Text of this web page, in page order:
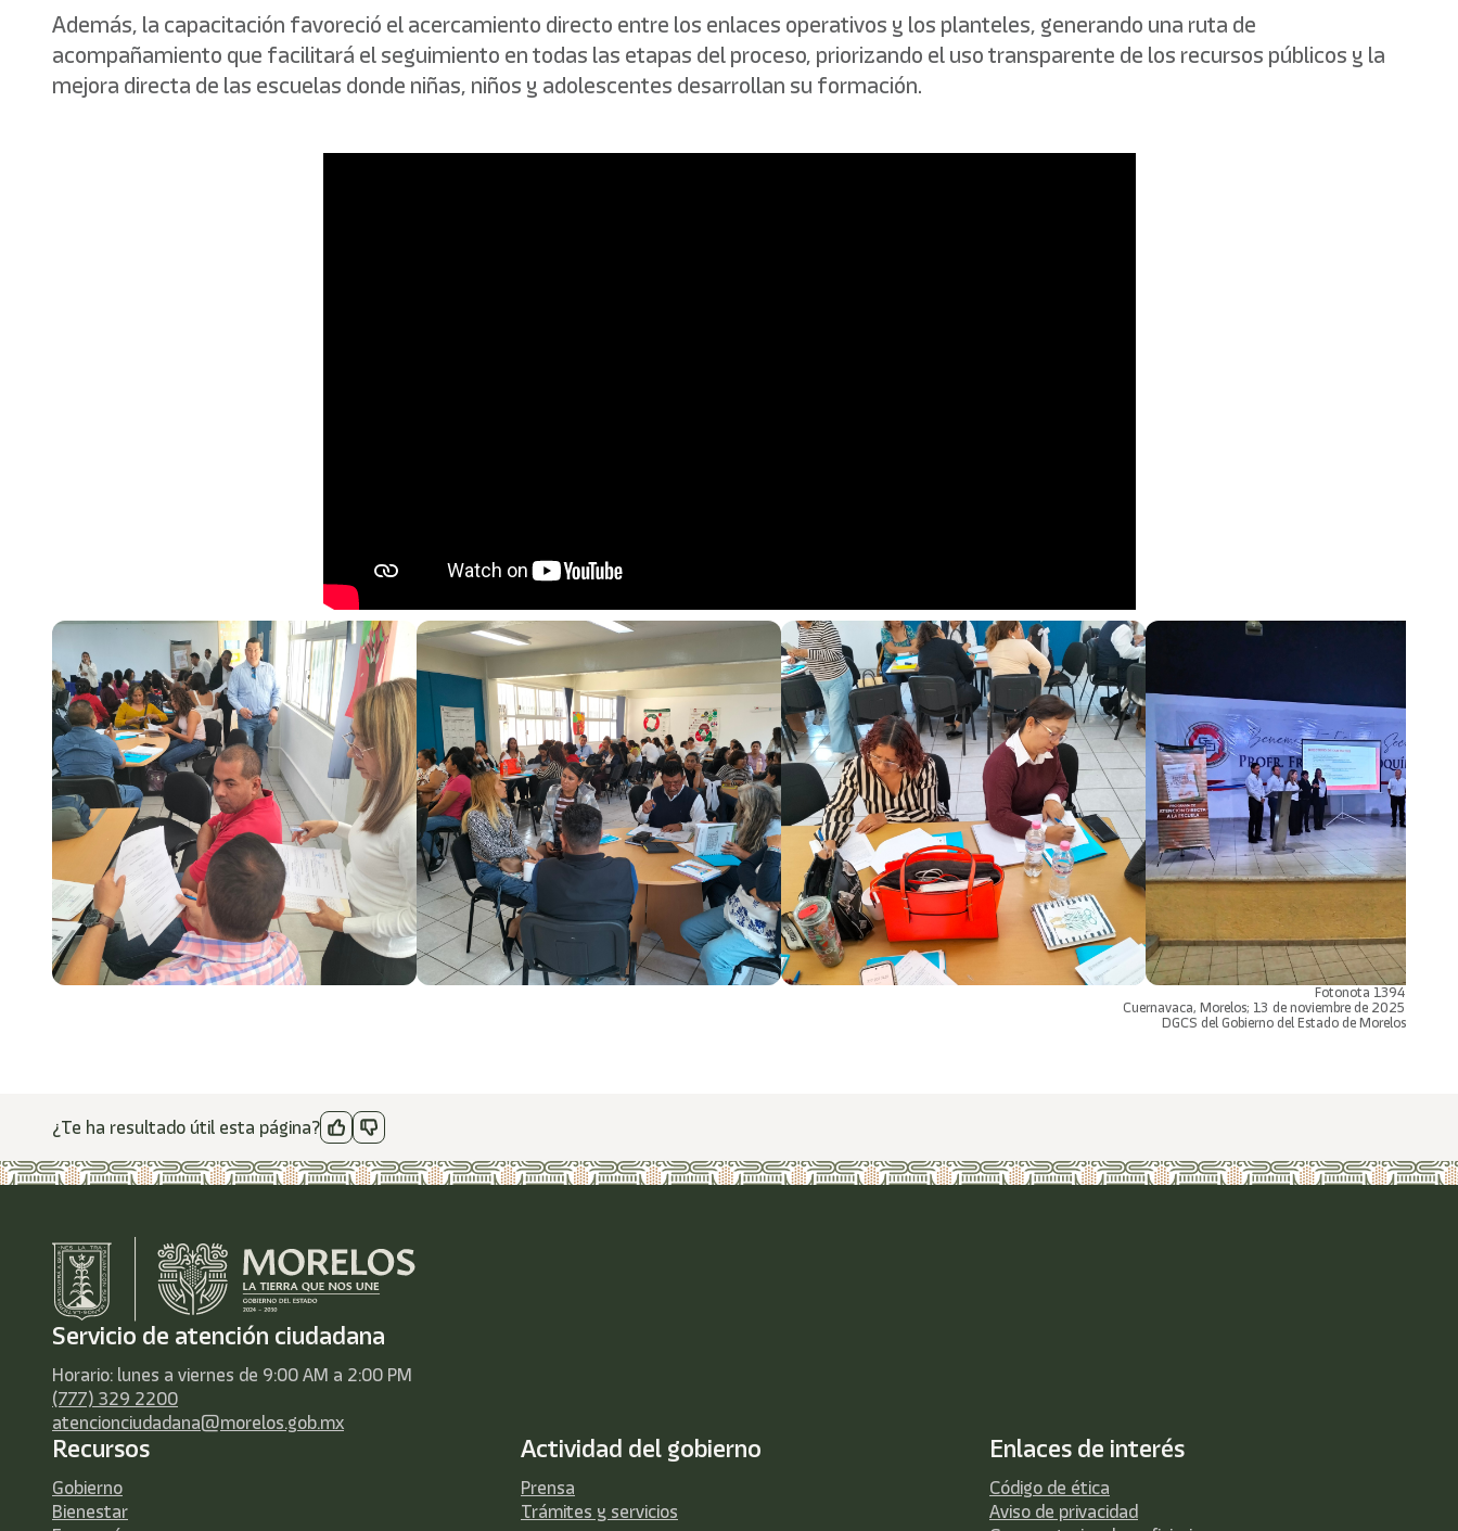
Además, la capacitación favoreció el acercamiento directo entre los enlaces operativos y los planteles, generando una ruta de
acompañamiento que facilitará el seguimiento en todas las etapas del proceso, priorizando el uso transparente de los recursos públicos y la
mejora directa de las escuelas donde niñas, niños y adolescentes desarrollan su formación.
Fotonota 1394
Cuernavaca, Morelos; 13 de noviembre de 2025
DGCS del Gobierno del Estado de Morelos
¿Te ha resultado útil esta página?
Servicio de atención ciudadana
Horario: lunes a viernes de 9:00 AM a 2:00 PM
(777) 329 2200
atencionciudadana@morelos.gob.mx
Recursos
Gobierno
Bienestar
Actividad del gobierno
Prensa
Trámites y servicios
Enlaces de interés
Código de ética
Aviso de privacidad